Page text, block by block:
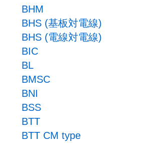
BHM
BHS (基板対電線)
BHS (電線対電線)
BIC
BL
BMSC
BNI
BSS
BTT
BTT CM type